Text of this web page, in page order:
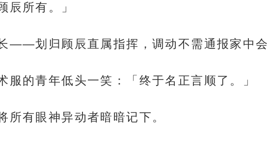
辰所有。」
——划归顾辰直属指挥，调动不需通报家中
服的青年低头一笑：「终于名正言顺了。」
所有眼神异动者暗暗记下。